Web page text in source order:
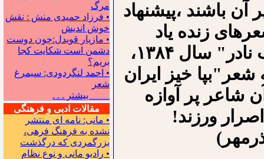
مرگ
• فرزاد حمیدی منش : نقش
خوش اندیش
• مازیار قویدل:چون دوست
دشمن است شکایت کجا
بریم؟
• احمد لنگردودی: سیمرغ
شعر
بیشتر . . .
مقالات ادبی و فرهنگی
• مانی: نامه ای منتشر
نشده به فرهنگ فرهی،
بزرگمردی که درگذشت
• رادیو مانی و نوع نظام
باشند ،پیشنهاد
زنده یاد
سیاوش کسرایی ،از انتشارات،"نشر کتاب نادر" سال ۱۳۸۴،
شعر"بپا خیز ایران
شاعر پر آوازه
ورزند!